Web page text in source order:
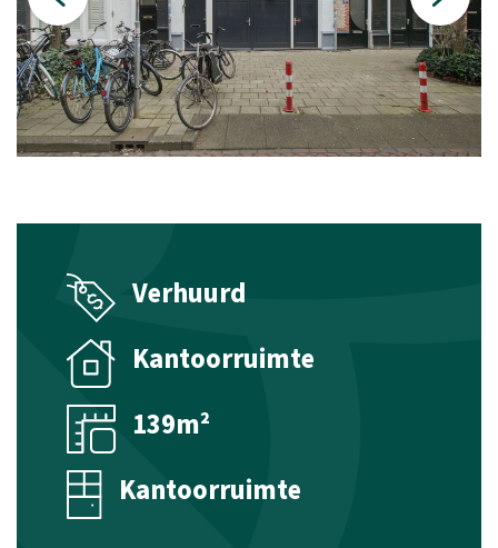
Beheer
Technisch beheer
Taxaties
Woningtaxaties
Taxaties Zakelijk Vastgoed
Aanbod
Woningaanbod koop
Woningaanbod huur
Verhuurd
Kantoorruimte
139m²
Kantoorruimte